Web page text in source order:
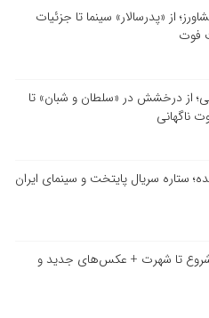
از «پدرسالار» سینما تا جزئیات
فوت
از درخشش در «سلطان و شبان» تا
ناگهانی
ستاره سریال پایتخت و سینمای ایران
شروع تا شهرت + عکس‌های جدید و